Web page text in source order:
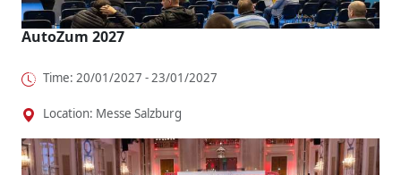
AutoZum 2027
Time: 20/01/2027 - 23/01/2027
Location: Messe Salzburg